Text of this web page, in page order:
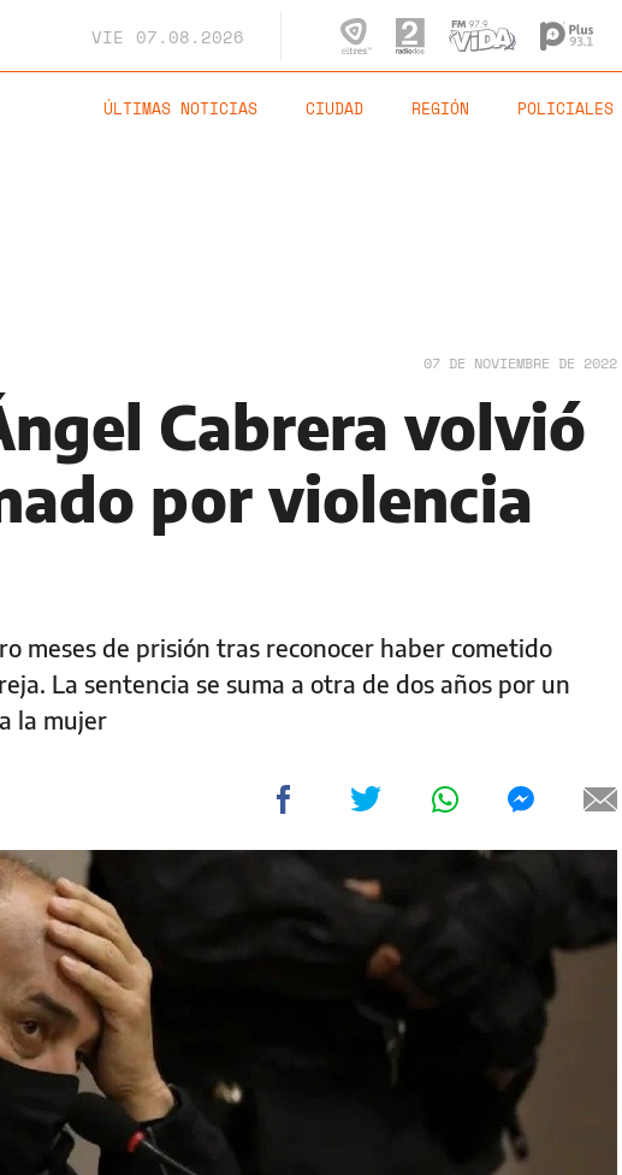
VIE 07.08.2026
ÚLTIMAS NOTICIAS CIUDAD REGIÓN POLICIALES
07 DE NOVIEMBRE DE 2022
Cabrera volvió
por violencia
meses de prisión tras reconocer haber cometido
La sentencia se suma a otra de dos años por un
la mujer